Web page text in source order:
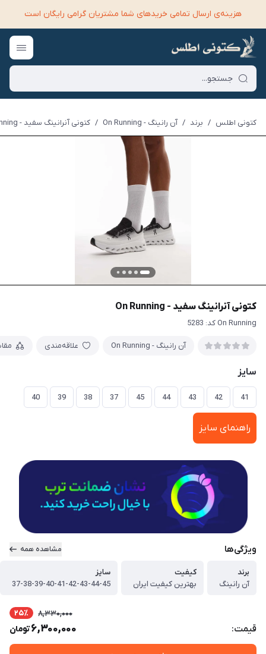
هزینه‌ی ارسال تمامی خرید‌های شما مشتریان گرامی رایگان است
کتونی اطلس / برند / آن رانینگ - On Running / کتونی آنرانینگ سفید - On Running
کتونی آنرانینگ سفید - On Running
On Running کد: 5283
آن رانینگ - On Running علاقه‌مندی
سایز
41
42
43
44
45
37
38
39
40
راهنمای سایز
ویژگی‌ها مشاهده همه
برند
آن رانینگ
کیفیت
بهترین کیفیت ایران
سایز
37-38-39-40-41-42-43-44-45
قیمت:
8,330,000 25٪
6,300,000تومان